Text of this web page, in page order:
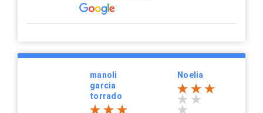
manoli
garcia
torrado
Noelia